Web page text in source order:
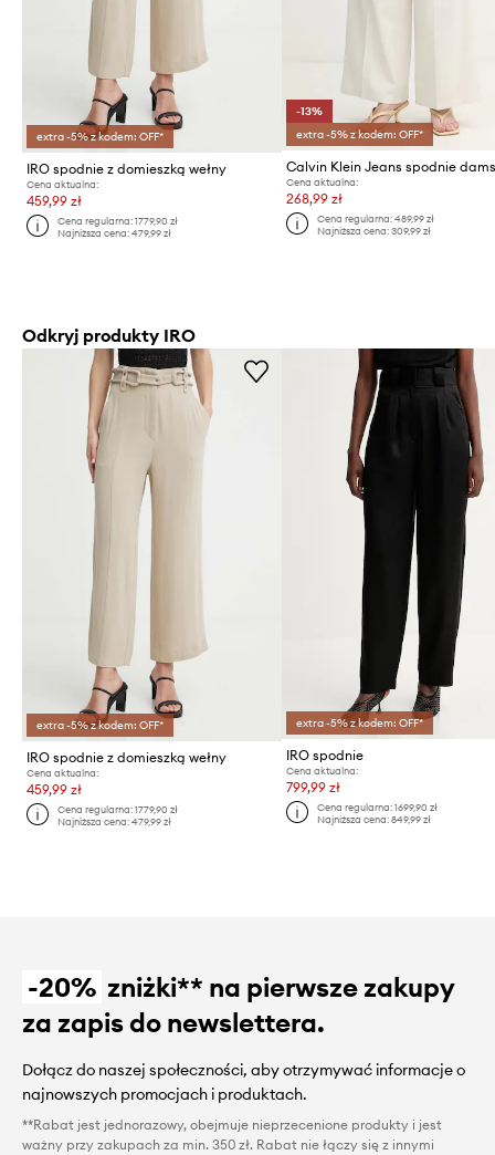
extra -5% z kodem: OFF*
IRO spodnie z domieszką wełny
Cena aktualna:
459,99 zł
Cena regularna:1779,90 zł
Najniższa cena:479,99 zł
-13%
extra -5% z kodem: OFF*
Cena aktualna:
268,99 zł
Cena regularna: 489,99 zł
Najniższa cena: 309,99 zł
Odkryj produkty IRO
extra -5% z kodem: OFF*
IRO spodnie z domieszką wełny
Cena aktualna:
459,99 zł
Cena regularna:1779,90 zł
Najniższa cena:479,99 zł
extra -5% z kodem: OFF*
IRO spodnie
Cena aktualna:
799,99 zł
Cena regularna: 1699,90 zł
Najniższa cena: 849,99 zł
-20% zniżki** na pierwsze zakupy
za zapis do newslettera.
Dołącz do naszej społeczności, aby otrzymywać informacje o
najnowszych promocjach i produktach.
**Rabat jest jednorazowy, obejmuje nieprzecenione produkty i jest
ważny przy zakupach za min. 350 zł. Rabat nie łączy się z innymi